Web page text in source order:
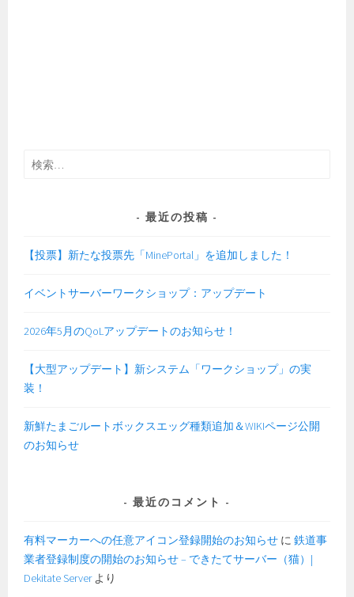
検
最近の投稿
【投票】新たな投票先「MinePortal」を追加しました！
イベントサーバーワークショップ：アップデート
2026年5月のQoLアップデートのお知らせ！
【大型アップデート】新システム「ワークショップ」の実
装！
新鮮たまごルートボックスエッグ種類追加＆WIKIページ公開
のお知らせ
最近のコメント
有料マーカーへの任意アイコン登録開始のお知らせ に鉄道事
業者登録制度の開始のお知らせ – できたてサーバー（猫）|
Dekitate Serverより